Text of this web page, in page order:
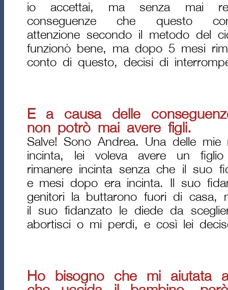
io accettai, ma senza mai
conseguenze che questo
attenzione secondo il metodo del
funzionò bene, ma dopo 5 mesi
conto di questo, decisi di
E a causa delle
non potrò mai avere figli.
Salve! Sono Andrea. Una delle mie
incinta, lei voleva avere un
rimanere incinta senza che il suo
e mesi dopo era incinta. Il suo
genitori la buttarono fuori di casa,
il suo fidanzato le diede da
abortisci o mi perdi, e così lei
Ho bisogno che mi aiutata